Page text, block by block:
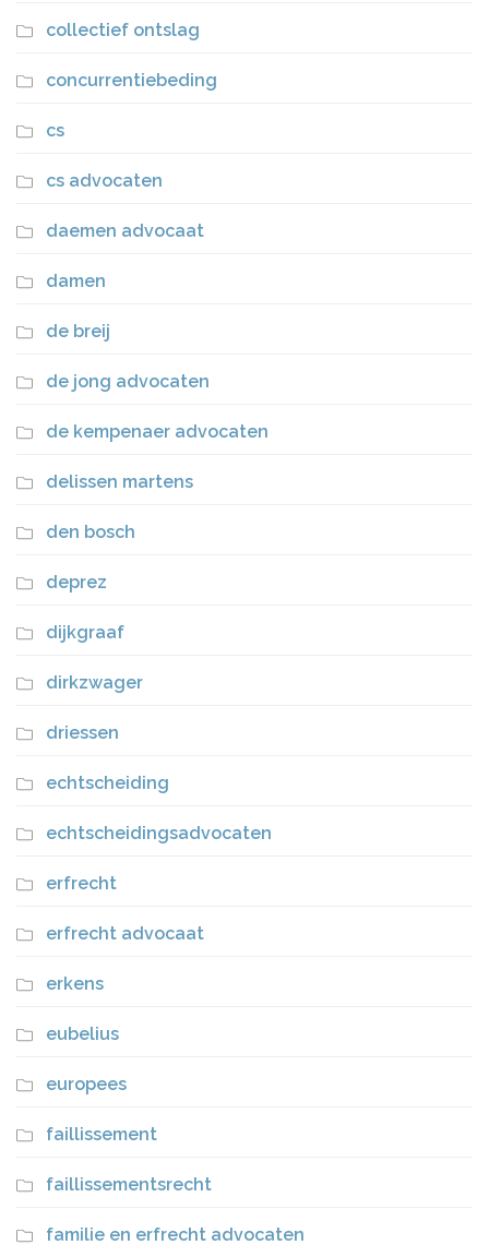
collectief ontslag
concurrentiebeding
cs
cs advocaten
daemen advocaat
damen
de breij
de jong advocaten
de kempenaer advocaten
delissen martens
den bosch
deprez
dijkgraaf
dirkzwager
driessen
echtscheiding
echtscheidingsadvocaten
erfrecht
erfrecht advocaat
erkens
eubelius
europees
faillissement
faillissementsrecht
familie en erfrecht advocaten